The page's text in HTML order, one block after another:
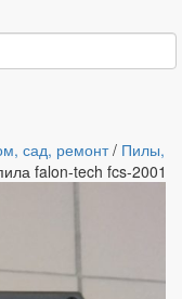
сад, ремонт/ Пилы,
falon-tech fcs-2001